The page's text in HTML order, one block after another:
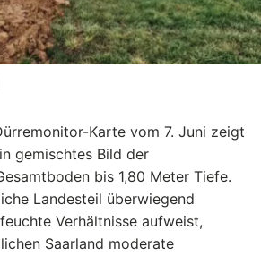
Karte vom 7. Juni zeigt
gemischtes Bild der
bis 1,80 Meter Tiefe.
Landesteil überwiegend
Verhältnisse aufweist,
Saarland moderate